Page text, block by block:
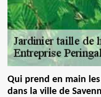
Qui prend en main
dans la ville de